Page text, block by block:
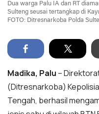
Dua warga Palu IA dan RT
Sulteng seusai tertangkap di
FOTO: Ditresnarkoba Polda
Madika, Palu –
(Ditresnarkoba)
Tengah, berhasil